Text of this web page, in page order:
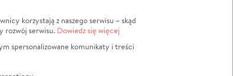
Religia
Edukacja
korzystają z naszego serwisu – skąd
rozwój serwisu. Dowiedz się więcej
spersonalizowane komunikaty i treści